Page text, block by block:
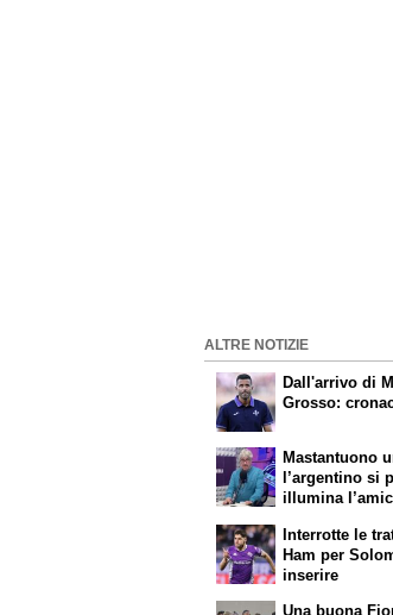
ALTRE NOTIZIE
Dall'arrivo di
Grosso:
Mastantuono
l’argentino si
illumina
da Europa
senza vincitori
Interrotte le
Ham per
inserire
Una buona